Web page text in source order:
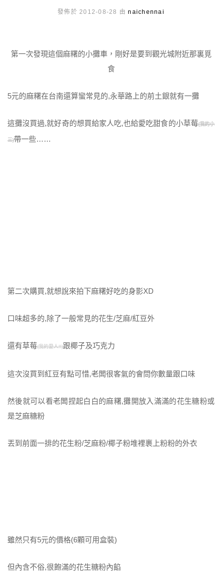
發佈於 2012-08-28 由naichennai
第一次發現這個麻糬的小攤車，剛好是要到觀光城附近那裏覓
食
5元的麻糬在台南還算蠻常見的,永華路上的前土銀就有一攤
這攤沒買過,就好奇的想買給家人吃,也給愛吃甜食的小草莓(我的小
三)帶一些……
第二次購買,就想說來拍下麻糬好吃的身影XD
口味超多的,除了一般常見的花生/芝麻/紅豆外
還有草莓(我的愛人!!)跟椰子及巧克力
這次沒買到紅豆有點可惜,老闆很客氣的會問你數量跟口味
然後就可以看老闆捏起白白的麻糬,攤開放入滿滿的花生糖粉或
是芝麻糖粉
丟到前面一排的花生粉/芝麻粉/椰子粉堆裡裹上粉粉的外衣
雖然只有5元的價格(6顆可用盒裝)
但內含不俗,很飽滿的花生糖粉內餡